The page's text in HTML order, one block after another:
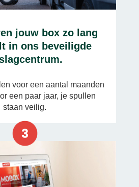
jouw box zo lang
in ons beveiligde
voor een aantal maanden
een paar jaar, je spullen
staan veilig.